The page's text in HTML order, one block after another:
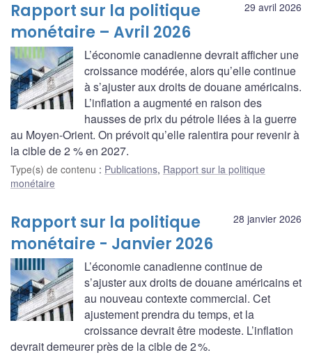
29 avril 2026
Rapport sur la politique
monétaire – Avril 2026
L’économie canadienne devrait afficher une
croissance modérée, alors qu’elle continue
à s’ajuster aux droits de douane américains.
L’inflation a augmenté en raison des
hausses de prix du pétrole liées à la guerre
au Moyen-Orient. On prévoit qu’elle ralentira pour revenir à
la cible de 2 % en 2027.
Type(s) de contenu : Publications, Rapport sur la politique
monétaire
28 janvier 2026
Rapport sur la politique
monétaire - Janvier 2026
L’économie canadienne continue de
s’ajuster aux droits de douane américains et
au nouveau contexte commercial. Cet
ajustement prendra du temps, et la
croissance devrait être modeste. L’inflation
devrait demeurer près de la cible de 2 %.